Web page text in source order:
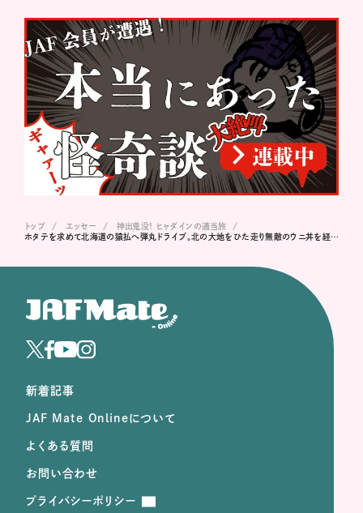
トップ エッセー
神出鬼没！ ヒャダインの適当旅
ホタテを求めて北海道の猿払へ弾丸ドライブ。北の大地をひた走り無敵のウニ丼を経てノリで延泊
新着記事
JAF Mate Onlineについて
よくある質問
お問い合わせ
プライバシーポリシー